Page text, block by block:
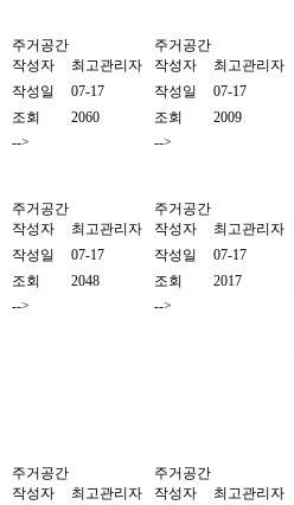
주거공간
작성자
최고관리자
작성일
07-17
조회
2060
-->
주거공간
작성자
최고관리자
작성일
07-17
조회
2009
-->
주거공간
작성자
최고관리자
작성일
07-17
조회
2048
-->
주거공간
작성자
최고관리자
작성일
07-17
조회
2017
-->
주거공간
작성자
최고관리자
주거공간
작성자
최고관리자